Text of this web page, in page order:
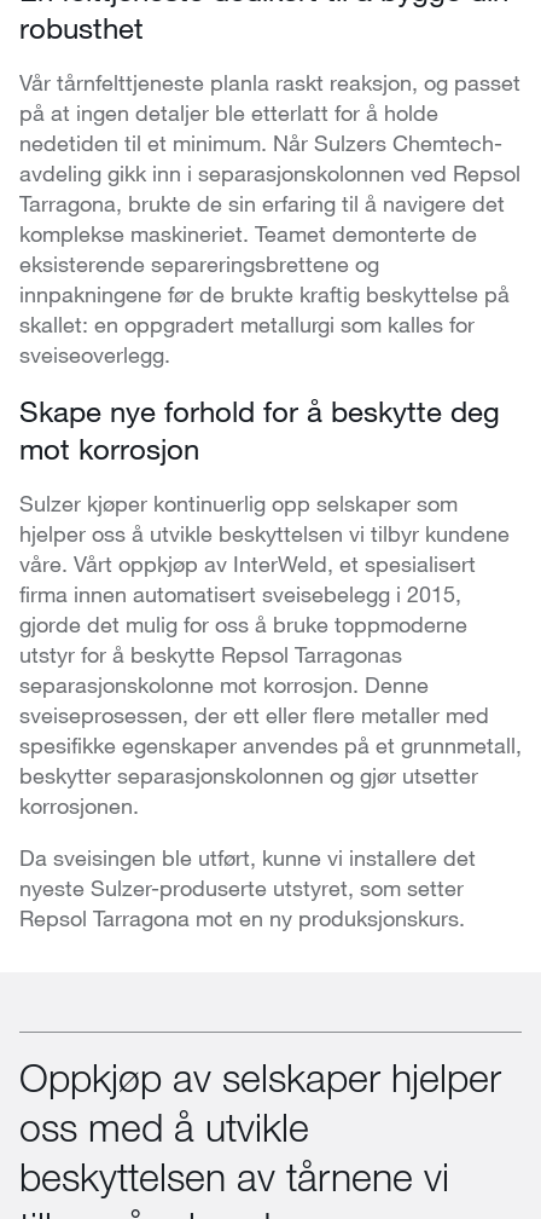
robusthet
Vår tårnfelttjeneste planla raskt reaksjon, og passet
på at ingen detaljer ble etterlatt for å holde
nedetiden til et minimum. Når Sulzers Chemtech-
avdeling gikk inn i separasjonskolonnen ved Repsol
Tarragona, brukte de sin erfaring til å navigere det
komplekse maskineriet. Teamet demonterte de
eksisterende separeringsbrettene og
innpakningene før de brukte kraftig beskyttelse på
skallet: en oppgradert metallurgi som kalles for
sveiseoverlegg.
Skape nye forhold for å beskytte deg
mot korrosjon
Sulzer kjøper kontinuerlig opp selskaper som
hjelper oss å utvikle beskyttelsen vi tilbyr kundene
våre. Vårt oppkjøp av InterWeld, et spesialisert
firma innen automatisert sveisebelegg i 2015,
gjorde det mulig for oss å bruke toppmoderne
utstyr for å beskytte Repsol Tarragonas
separasjonskolonne mot korrosjon. Denne
sveiseprosessen, der ett eller flere metaller med
spesifikke egenskaper anvendes på et grunnmetall,
beskytter separasjonskolonnen og gjør utsetter
korrosjonen.
Da sveisingen ble utført, kunne vi installere det
nyeste Sulzer-produserte utstyret, som setter
Repsol Tarragona mot en ny produksjonskurs.
Oppkjøp av selskaper hjelper
oss med å utvikle
beskyttelsen av tårnene vi